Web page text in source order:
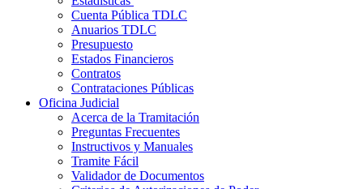
Cuenta Pública TDLC
Anuarios TDLC
Presupuesto
Estados Financieros
Contratos
Contrataciones Públicas
Oficina Judicial
Acerca de la Tramitación
Preguntas Frecuentes
Instructivos y Manuales
Tramite Fácil
Validador de Documentos